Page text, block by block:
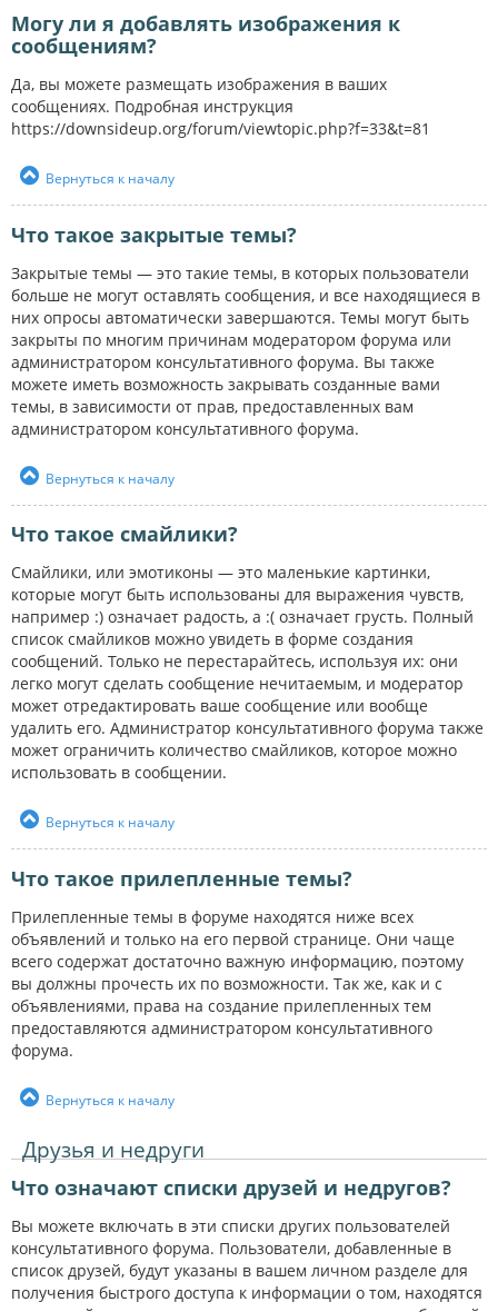
Могу ли я добавлять изображения к
сообщениям?
Да, вы можете размещать изображения в ваших
сообщениях. Подробная инструкция
https://downsideup.org/forum/viewtopic.php?f=33&t=81
Вернуться к началу
Что такое закрытые темы?
Закрытые темы — это такие темы, в которых пользователи
больше не могут оставлять сообщения, и все находящиеся в
них опросы автоматически завершаются. Темы могут быть
закрыты по многим причинам модератором форума или
администратором консультативного форума. Вы также
можете иметь возможность закрывать созданные вами
темы, в зависимости от прав, предоставленных вам
администратором консультативного форума.
Вернуться к началу
Что такое смайлики?
Смайлики, или эмотиконы — это маленькие картинки,
которые могут быть использованы для выражения чувств,
например :) означает радость, а :( означает грусть. Полный
список смайликов можно увидеть в форме создания
сообщений. Только не перестарайтесь, используя их: они
легко могут сделать сообщение нечитаемым, и модератор
может отредактировать ваше сообщение или вообще
удалить его. Администратор консультативного форума также
может ограничить количество смайликов, которое можно
использовать в сообщении.
Вернуться к началу
Что такое прилепленные темы?
Прилепленные темы в форуме находятся ниже всех
объявлений и только на его первой странице. Они чаще
всего содержат достаточно важную информацию, поэтому
вы должны прочесть их по возможности. Так же, как и с
объявлениями, права на создание прилепленных тем
предоставляются администратором консультативного
форума.
Вернуться к началу
Друзья и недруги
Что означают списки друзей и недругов?
Вы можете включать в эти списки других пользователей
консультативного форума. Пользователи, добавленные в
список друзей, будут указаны в вашем личном разделе для
получения быстрого доступа к информации о том, находятся